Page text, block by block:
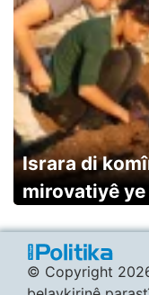
Israra di
mirovatiyê ye
© Copyright